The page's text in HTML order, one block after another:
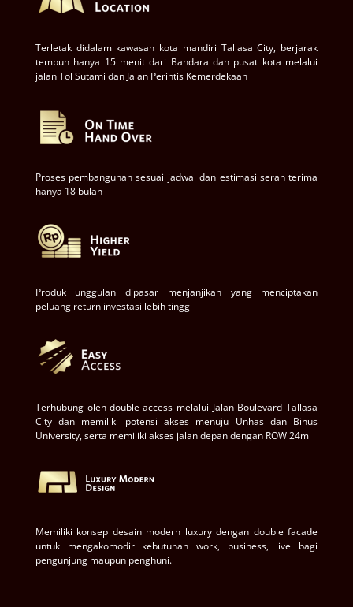
Terletak didalam kawasan kota mandiri Tallasa City, berjarak
tempuh hanya 15 menit dari Bandara dan pusat kota melalui
jalan Tol Sutami dan Jalan Perintis Kemerdekaan
Proses pembangunan sesuai jadwal dan estimasi serah terima
hanya 18 bulan
Produk unggulan dipasar menjanjikan yang menciptakan
peluang return investasi lebih tinggi
Terhubung oleh double-access melalui Jalan Boulevard Tallasa
City dan memiliki potensi akses menuju Unhas dan Binus
University, serta memiliki akses jalan depan dengan ROW 24m
Memiliki konsep desain modern luxury dengan double facade
untuk mengakomodir kebutuhan work, business, live bagi
pengunjung maupun penghuni.